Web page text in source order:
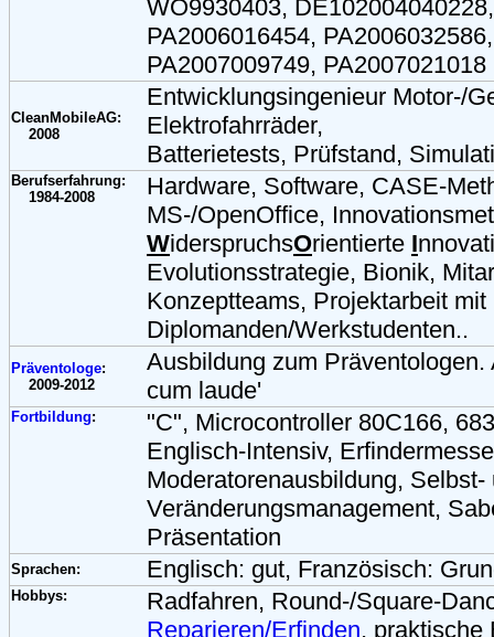
WO9930403,
PA2006016454,
PA2007009749, PA2007021018
CleanMobileAG:
2008
Entwicklungsingenieur Motor-/
Elektrofahrräder,
Batterietests, Prüfstand,
Berufserfahrung:
1984-2008
Hardware, Software, CASE-
MS-/OpenOffice,
WiderspruchsOrientierte I
Evolutionsstrategie, Bionik,
Konzeptteams, Projektarbeit mit
Diplomanden/Werkstudenten..
Präventologe:
2009-2012
Ausbildung zum
cum laude'
Fortbildung:
"C", Microcontroller 80C166,
Englisch-Intensiv,
Moderatorenausbildung, Selbst-
Veränderungsmanagement,
Präsentation
Sprachen: Englisch: gut, Französisch:
Hobbys:
Radfahren, Round-/Square-
Reparieren/Erfinden, praktische